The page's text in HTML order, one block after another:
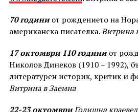
70 годиниот рождението на
американска писателка.Витрина
17 октомври 110 годиниот
Николов Динеков (1910 – 1992),
литературен историк, критик и
Витрина в Заемна
22-23 октомвриГодишна